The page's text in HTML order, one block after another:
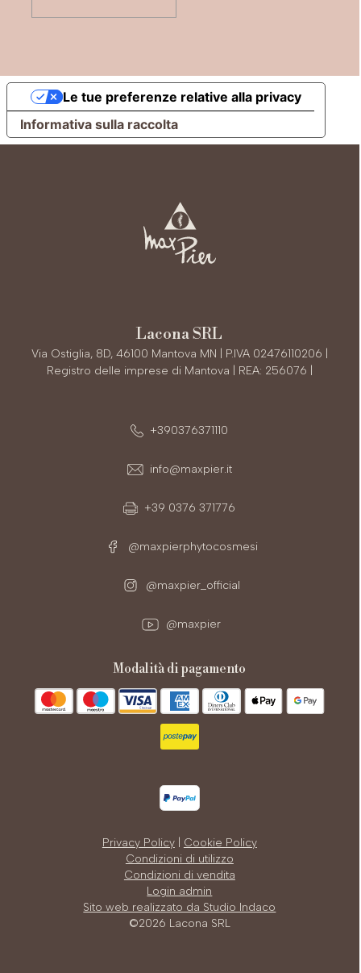
Informativa sulla raccolta
Le tue preferenze relative alla privacy
Lacona SRL
Via Ostiglia, 8D, 46100 Mantova MN | P.IVA 02476110206 |
Registro delle imprese di Mantova | REA: 256076 |
+390376371110
info@maxpier.it
+39 0376 371776
@maxpierphytocosmesi
@maxpier_official
@maxpier
modalità di pagamento
Privacy Policy| Cookie Policy
Condizioni di utilizzo
Condizioni di vendita
Login admin
Sito web realizzato da Studio Indaco
©2026 Lacona SRL